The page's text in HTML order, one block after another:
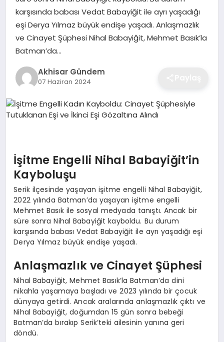
karşısında babası Vedat Babayiğit ile ayrı yaşadığı
eşi Derya Yılmaz büyük endişe yaşadı. Anlaşmazlık
ve Cinayet Şüphesi Nihal Babayiğit, Mehmet Basık’la
Batman’da…
Akhisar Gündem
07 Haziran 2024
İşitme Engelli Nihal Babayiğit’in
Kayboluşu
Serik ilçesinde yaşayan işitme engelli Nihal Babayiğit,
2022 yılında Batman’da yaşayan işitme engelli
Mehmet Basık ile sosyal medyada tanıştı. Ancak bir
süre sonra Nihal Babayiğit kayboldu. Bu durum
karşısında babası Vedat Babayiğit ile ayrı yaşadığı eşi
Derya Yılmaz büyük endişe yaşadı.
Anlaşmazlık ve Cinayet Şüphesi
Nihal Babayiğit, Mehmet Basık’la Batman’da dini
nikahla yaşamaya başladı ve 2023 yılında bir çocuk
dünyaya getirdi. Ancak aralarında anlaşmazlık çıktı ve
Nihal Babayiğit, doğumdan 15 gün sonra bebeği
Batman’da bırakıp Serik’teki ailesinin yanına geri
döndü.